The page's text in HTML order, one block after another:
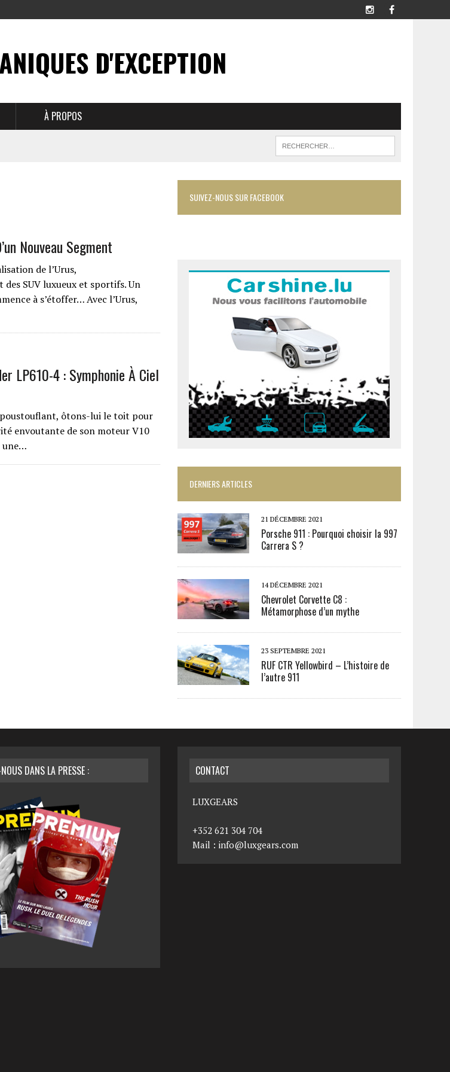
D'EXCEPTION
À PROPOS
Nouveau Segment
de l’Urus,
SUV luxueux et sportifs. Un
à s’étoffer… Avec l’Urus,
LP610-4 : Symphonie À Ciel
ôtons-lui le toit pour
envoutante de son moteur V10
une…
SUIVEZ-NOUS SUR FACEBOOK
DERNIERS ARTICLES
21 DÉCEMBRE 2021
Porsche 911 : Pourquoi choisir la 997
Carrera S ?
14 DÉCEMBRE 2021
Chevrolet Corvette C8 :
Métamorphose d’un mythe
23 SEPTEMBRE 2021
RUF CTR Yellowbird – L’histoire de
l’autre 911
DANS LA PRESSE : CONTACT
LUXGEARS
+352 621 304 704
Mail : info@luxgears.com